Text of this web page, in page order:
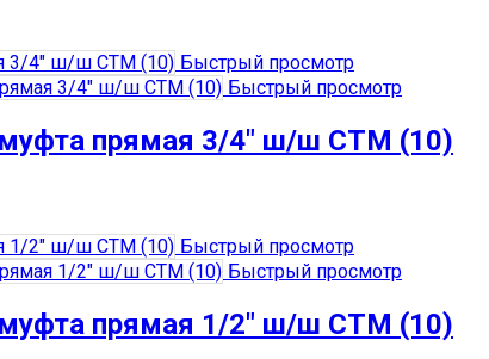
Быстрый просмотр
Быстрый просмотр
прямая 3/4″ ш/ш СТМ (10)
Быстрый просмотр
Быстрый просмотр
прямая 1/2″ ш/ш СТМ (10)